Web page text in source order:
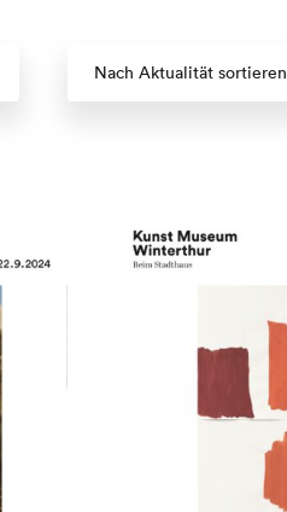
Nach Aktualität sortieren